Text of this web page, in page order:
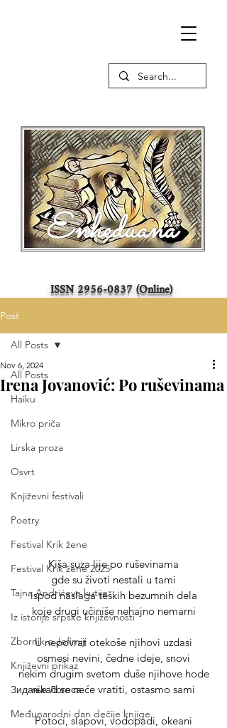
ISSN2956-0837(Online)
Post
All Posts
Haiku
Mikro priča
Lirska proza
Osvrt
Književni festivali
Poetry
Festival Krik žene
Festival Krik žene 2025
Tajna Andrićeve kutije
Iz istorije srpske književnosti
Zbornik o Jefimiji
Književni prikaz
Зидање Логоса
Međunarodni dan dečije knjige
All Posts
Irena Jovanović: Po ruševinama
Nov 6, 2024
Kiša suza lije po ruševinama
gde su životi nestali u tami
ispod naslaga teških bezumnih dela
koje drugi učiniše nehajno nemarni
U nepovrat otekoše njihovi uzdasi
osmesi nevini, čedne ideje, snovi
nekim drugim svetom duše njihove hode
nikad se neće vratiti, ostasmo sami
Potoci, slapovi, vodopadi, okeani